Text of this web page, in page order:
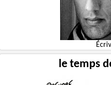
le temps